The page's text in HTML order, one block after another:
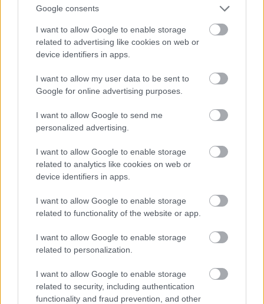
Google consents
I want to allow Google to enable storage
related to advertising like cookies on web or
device identifiers in apps.
I want to allow my user data to be sent to
Google for online advertising purposes.
I want to allow Google to send me
personalized advertising.
I want to allow Google to enable storage
related to analytics like cookies on web or
device identifiers in apps.
I want to allow Google to enable storage
related to functionality of the website or app.
I want to allow Google to enable storage
related to personalization.
I want to allow Google to enable storage
related to security, including authentication
functionality and fraud prevention, and other
Reméljük, ezt a borzasztóan szigorú bőrnadrágot jól
megnézte az előző fotón!
Jön még kép!